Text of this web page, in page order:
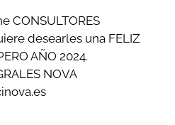
CONSULTORES
desearles una FELIZ
AÑO 2024.
NOVA